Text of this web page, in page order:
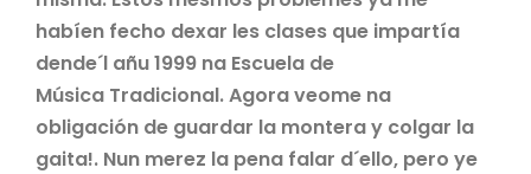
habíen fecho dexar les clases que impartía
dende´l añu 1999 na Escuela de
Música Tradicional. Agora veome na
obligación de guardar la montera y colgar la
gaita!. Nun merez la pena falar d´ello, pero ye